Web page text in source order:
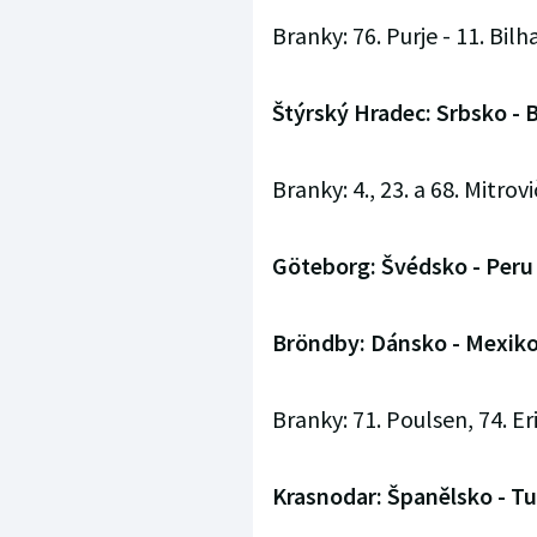
Branky: 76. Purje - 11.
Štýrský Hradec: Srbsko -
Branky: 4., 23. a 68.
Göteborg: Švédsko - Peru
Bröndby: Dánsko -
Branky: 71. Poulsen, 74.
Krasnodar: Španělsko -